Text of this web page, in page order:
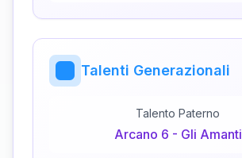
Talenti Generazionali
Talento Paterno
Arcano 6 - Gli Amanti